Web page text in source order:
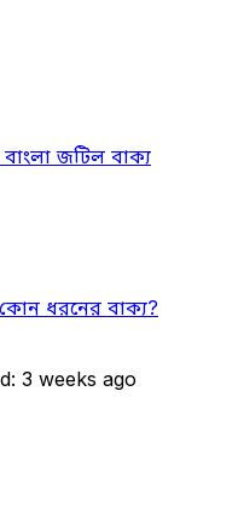
বাংলাজটিল বাক্য
ধরনের বাক্য?
3 weeks ago